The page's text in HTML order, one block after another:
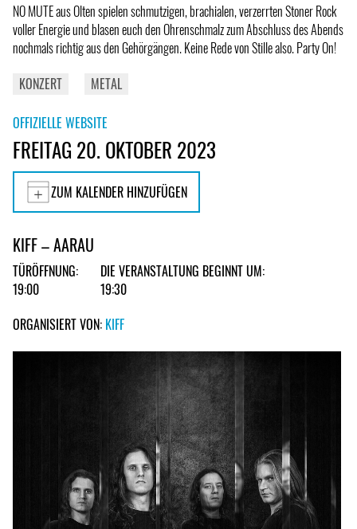
NO MUTE aus Olten spielen schmutzigen, brachialen, verzerrten Stoner Rock
voller Energie und blasen euch den Ohrenschmalz zum Abschluss des Abends
nochmals richtig aus den Gehörgängen. Keine Rede von Stille also. Party On!
KONZERT
METAL
OFFIZIELLE WEBSITE
FREITAG 20. OKTOBER 2023
ZUM KALENDER HINZUFÜGEN
KIFF – AARAU
TÜRÖFFNUNG:
19:00
DIE VERANSTALTUNG BEGINNT UM:
19:30
ORGANISIERT VON: KIFF